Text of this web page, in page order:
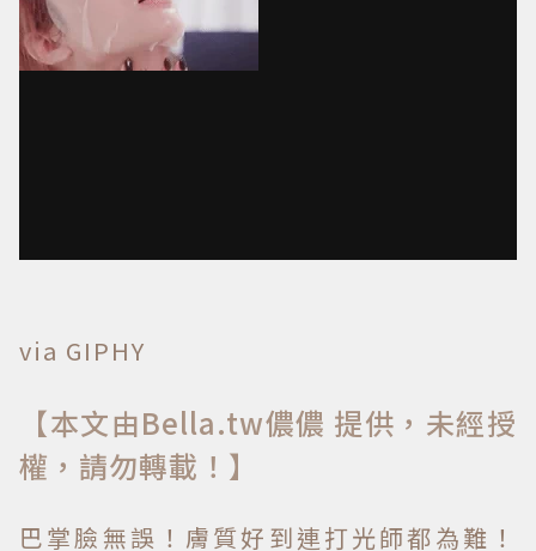
via GIPHY
【本文由Bella.tw儂儂 提供，未經授
權，請勿轉載！】
巴掌臉無誤！膚質好到連打光師都為難！